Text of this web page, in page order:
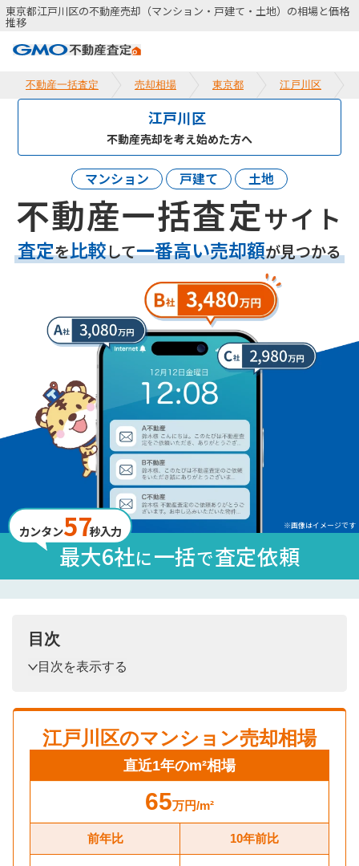
東京都江戸川区の不動産売却（マンション・戸建て・土地）の相場と価格
推移
不動産一括査定 売却相場 東京都 江戸川区
江戸川区
不動産売却を考え始めた方へ
マンション 戸建て 土地
不動産一括査定サイト
査定を比較して一番高い売却額が見つかる
※画像はイメージです
カンタン57秒入力
最大6社に一括で査定依頼
目次
目次を表示する
江戸川区のマンション売却相場
直近1年のm²相場
65万円/m²
前年比 10年前比